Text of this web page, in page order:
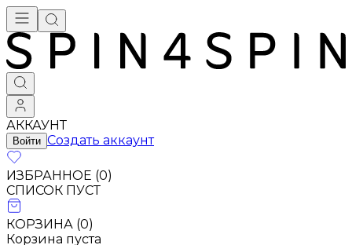
АККАУНТ
Войти Создать аккаунт
ИЗБРАННОЕ (0)
СПИСОК ПУСТ
КОРЗИНА (0)
Корзина пуста